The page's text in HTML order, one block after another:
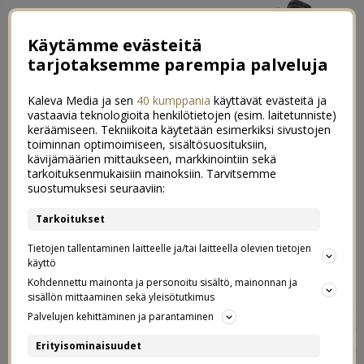
Tyyli raskausaikana & 5x keväiset
asut
Kaupallinen yhteistyöSokos kanssa.
Pukeutuminen ja oma tyyli ovat pienestä asti olleet mulle
tosi tärkeitä juttuja. Ilmaisen itseäni vaatteilla, rakastan
miettiä erilaisia asukokonaisuuksia ja kokeilla paljon
Käytämme evästeitä
tarjotaksemme parempia palveluja
Kaleva Media ja sen 40 kumppania käyttävät evästeitä ja
vastaavia teknologioita henkilötietojen (esim. laitetunniste)
keräämiseen. Tekniikoita käytetään esimerkiksi sivustojen
toiminnan optimoimiseen, sisältösuosituksiin,
kävijämäärien mittaukseen, markkinointiin sekä
tarkoituksenmukaisiin mainoksiin. Tarvitsemme
suostumuksesi seuraaviin:
Tarkoitukset
Tietojen tallentaminen laitteelle ja/tai laitteella olevien tietojen
käyttö
Kohdennettu mainonta ja personoitu sisältö, mainonnan ja
sisällön mittaaminen sekä yleisötutkimus
Palvelujen kehittäminen ja parantaminen
Erityisominaisuudet